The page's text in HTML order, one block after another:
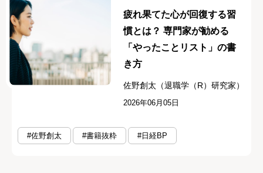
疲れ果てた心が回復する習
慣とは？ 専門家が勧める
「やったことリスト」の書
き方
佐野創太（退職学（R）研究家）
2026年06月05日
#佐野創太 #書籍抜粋 #日経BP